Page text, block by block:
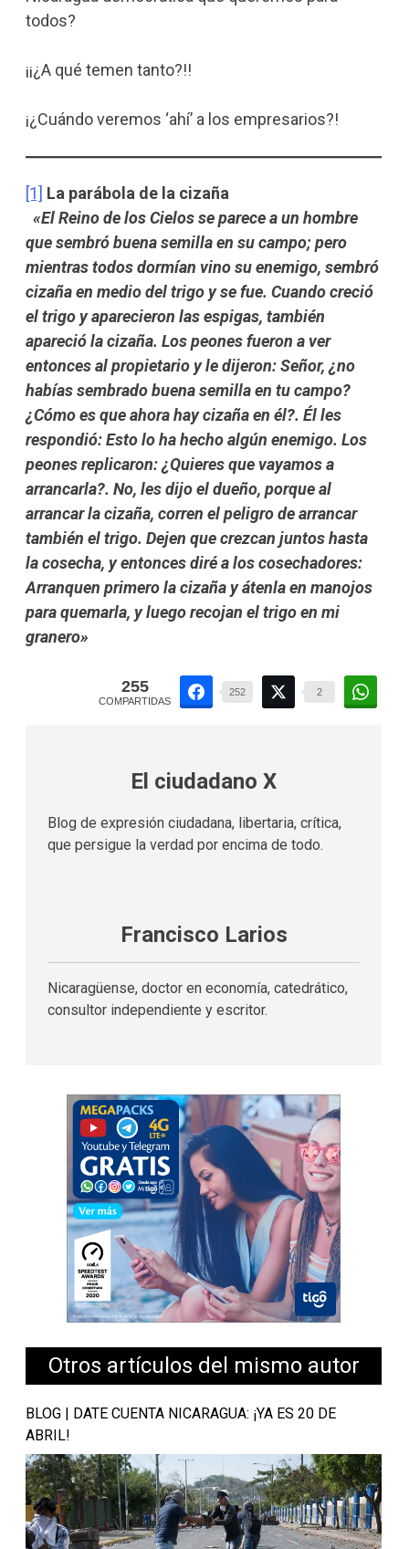
todos?
¡¡¿A qué temen tanto?!!
¡¿Cuándo veremos ‘ahí’ a los empresarios?!
[1] La parábola de la cizaña
«El Reino de los Cielos se parece a un hombre
que sembró buena semilla en su campo; pero
mientras todos dormían vino su enemigo, sembró
cizaña en medio del trigo y se fue. Cuando creció
el trigo y aparecieron las espigas, también
apareció la cizaña. Los peones fueron a ver
entonces al propietario y le dijeron: Señor, ¿no
habías sembrado buena semilla en tu campo?
¿Cómo es que ahora hay cizaña en él?. Él les
respondió: Esto lo ha hecho algún enemigo. Los
peones replicaron: ¿Quieres que vayamos a
arrancarla?. No, les dijo el dueño, porque al
arrancar la cizaña, corren el peligro de arrancar
también el trigo. Dejen que crezcan juntos hasta
la cosecha, y entonces diré a los cosechadores:
Arranquen primero la cizaña y átenla en manojos
para quemarla, y luego recojan el trigo en mi
granero»
255
COMPARTIDAS
252 2
El ciudadano X
Blog de expresión ciudadana, libertaria, crítica,
que persigue la verdad por encima de todo.
Francisco Larios
Nicaragüense, doctor en economía, catedrático,
consultor independiente y escritor.
Otros artículos del mismo autor
BLOG | DATE CUENTA NICARAGUA: ¡YA ES 20 DE
ABRIL!